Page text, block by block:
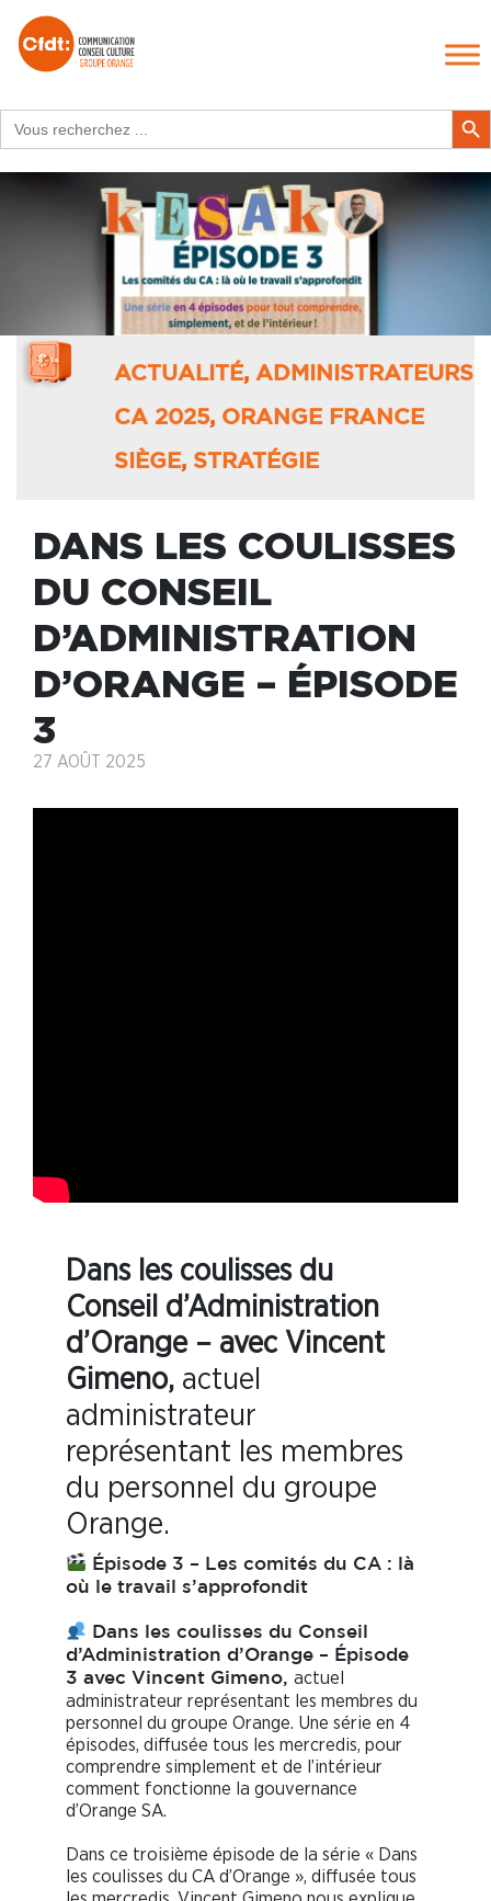
for:
Search
ACTUALITÉ, ADMINISTRATEURS
CA 2025, ORANGE FRANCE
SIÈGE, STRATÉGIE
DANS LES COULISSES
DU CONSEIL
D’ADMINISTRATION
D’ORANGE – ÉPISODE
3
27 AOÛT 2025
Dans les coulisses du
Conseil d’Administration
d’Orange – avec Vincent
Gimeno, actuel
administrateur
représentant les membres
du personnel du groupe
Orange.
Épisode 3 – Les comités du CA : là
où le travail s’approfondit
Dans les coulisses du Conseil
d’Administration d’Orange – Épisode
3 avec Vincent Gimeno, actuel
administrateur représentant les membres du
personnel du groupe Orange. Une série en 4
épisodes, diffusée tous les mercredis, pour
comprendre simplement et de l’intérieur
comment fonctionne la gouvernance
d’Orange SA.
Dans ce troisième épisode de la série « Dans
les coulisses du CA d’Orange », diffusée tous